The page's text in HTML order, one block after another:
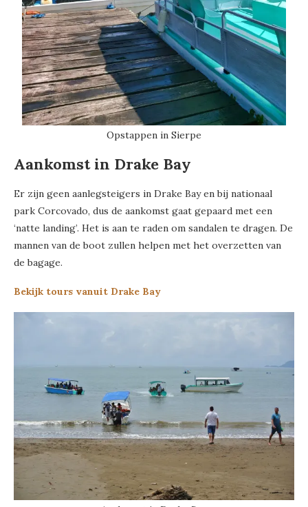
Opstappen in Sierpe
Aankomst in Drake Bay
Er zijn geen aanlegsteigers in Drake Bay en bij nationaal
park Corcovado, dus de aankomst gaat gepaard met een
‘natte landing’. Het is aan te raden om sandalen te dragen. De
mannen van de boot zullen helpen met het overzetten van
de bagage.
Bekijk tours vanuit Drake Bay